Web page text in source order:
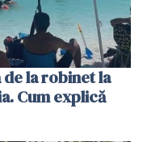
de la robinet la
Cum explică